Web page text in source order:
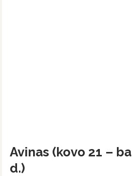
Avinas (kovo 21 –
d.)